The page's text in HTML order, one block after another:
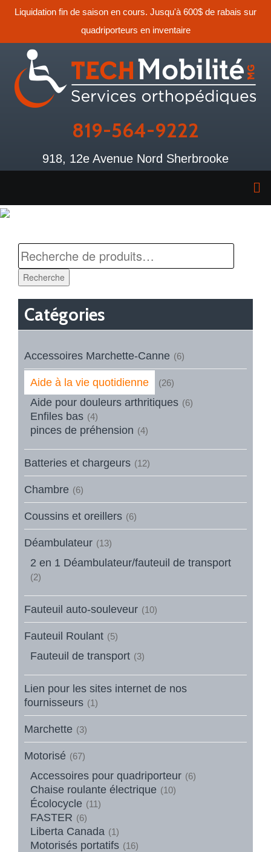
Liquidation fin de saison en cours. Jusqu'à 600$ de rabais sur
quadriporteurs en inventaire
819-564-9222
918, 12e Avenue Nord Sherbrooke
Recherche
Catégories
Accessoires Marchette-Canne (6)
Aide à la vie quotidienne (26)
Aide pour douleurs arthritiques (6)
Enfiles bas (4)
pinces de préhension (4)
Batteries et chargeurs (12)
Chambre (6)
Coussins et oreillers (6)
Déambulateur (13)
2 en 1 Déambulateur/fauteuil de transport
(2)
Fauteuil auto-souleveur (10)
Fauteuil Roulant (5)
Fauteuil de transport (3)
Lien pour les sites internet de nos
fournisseurs (1)
Marchette (3)
Motorisé (67)
Accessoires pour quadriporteur (6)
Chaise roulante électrique (10)
Écolocycle (11)
FASTER (6)
Liberta Canada (1)
Motorisés portatifs (16)